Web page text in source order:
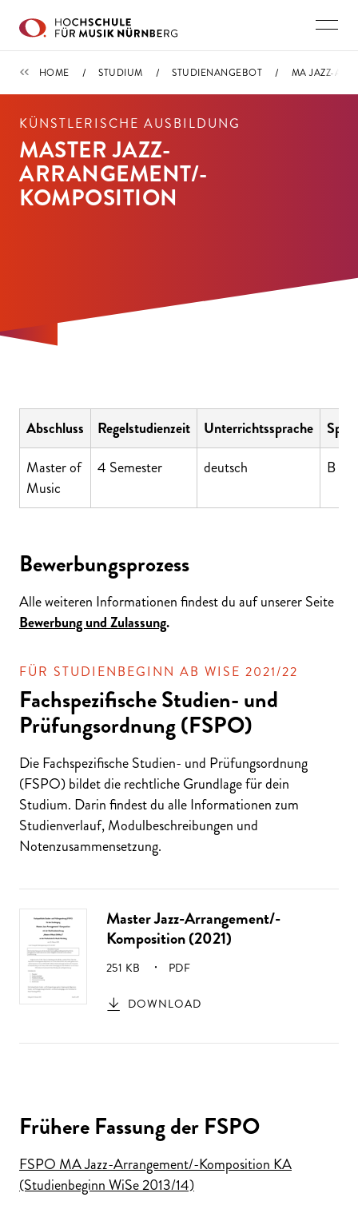
STUDIENANGEBOT
HOME STUDIUM STUDIENANGEBOT MA JAZZ-
KÜNSTLERISCHE AUSBILDUNG
MASTER JAZZ-
ARRANGEMENT/-
KOMPOSITION
Abschluss Regelstudienzeit Unterrichtssprache
Master of
Music
4 Semester deutsch B 1
Bewerbungsprozess
Alle weiteren Informationen findest du auf unserer Seite
Bewerbung und Zulassung.
FÜR STUDIENBEGINN AB WISE 2021/22
Fachspezifische Studien- und
Prüfungsordnung (FSPO)
Die Fachspezifische Studien- und Prüfungsordnung
(FSPO) bildet die rechtliche Grundlage für dein
Studium. Darin findest du alle Informationen zum
Studienverlauf, Modulbeschreibungen und
Notenzusammensetzung.
Master Jazz-Arrangement/-
Komposition (2021)
GRÖSSE:
251 KB PDF
DOWNLOAD
Frühere Fassung der FSPO
FSPO MA Jazz-Arrangement/-Komposition KA
(Studienbeginn WiSe 2013/14)